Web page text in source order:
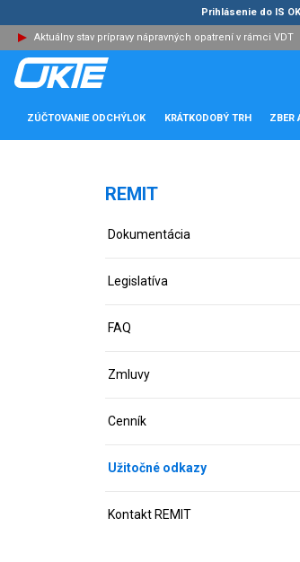
Prihlásenie do IS
Aktuálny stav prípravy nápravných opatrení v rámci VDT
ZÚČTOVANIE ODCHÝLOK KRÁTKODOBÝ TRH ZBER
REMIT
Dokumentácia
Legislatíva
FAQ
Zmluvy
Cenník
Užitočné odkazy
Kontakt REMIT